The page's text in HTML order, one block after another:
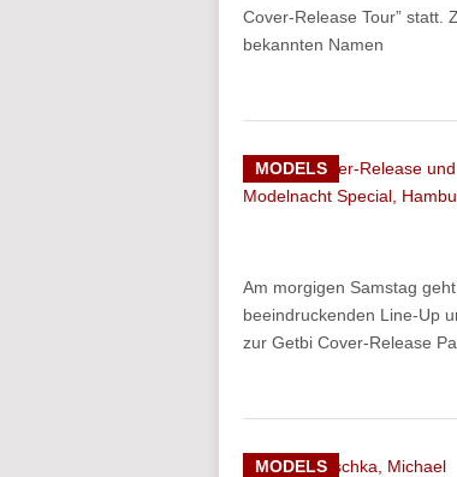
Cover-Release Tour” statt.
bekannten Namen
MODELS
Am morgigen Samstag
beeindruckenden Line-Up
zur Getbi Cover-Release
MODELS